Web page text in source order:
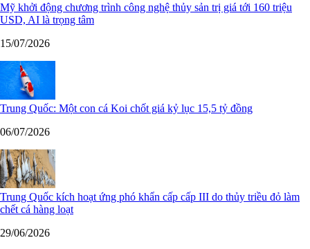
Mỹ khởi động chương trình công nghệ thủy sản trị giá tới 160 triệu
USD, AI là trọng tâm
15/07/2026
Trung Quốc: Một con cá Koi chốt giá kỷ lục 15,5 tỷ đồng
06/07/2026
Trung Quốc kích hoạt ứng phó khẩn cấp cấp III do thủy triều đỏ làm
chết cá hàng loạt
29/06/2026